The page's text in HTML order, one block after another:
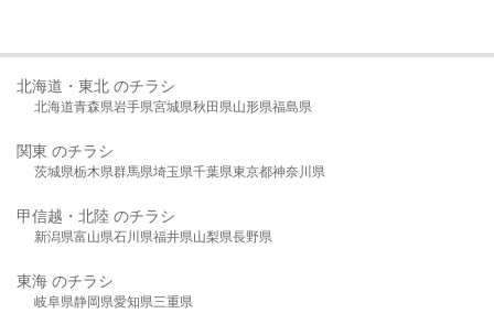
北海道・東北 のチラシ
北海道青森県岩手県宮城県秋田県山形県福島県
関東 のチラシ
茨城県栃木県群馬県埼玉県千葉県東京都神奈川県
甲信越・北陸 のチラシ
新潟県富山県石川県福井県山梨県長野県
東海 のチラシ
岐阜県静岡県愛知県三重県